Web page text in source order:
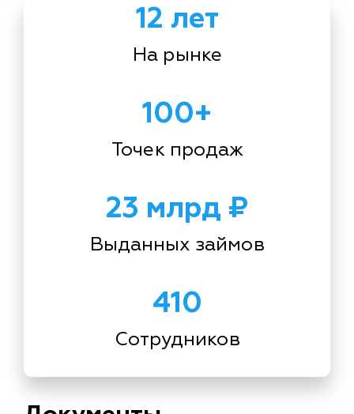
12 лет
На рынке
100+
Точек продаж
23 млрд ₽
Выданных займов
410
Сотрудников